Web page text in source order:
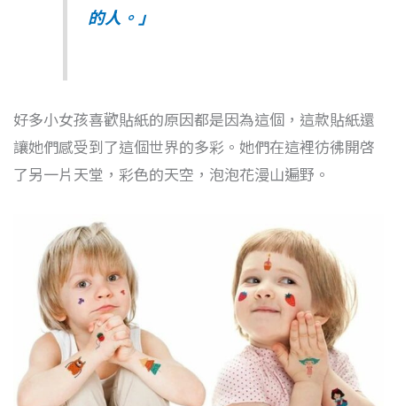
的人。」
好多小女孩喜歡貼紙的原因都是因為這個，這款貼紙還
讓她們感受到了這個世界的多彩。她們在這裡彷彿開啓
了另一片天堂，彩色的天空，泡泡花漫山遍野。